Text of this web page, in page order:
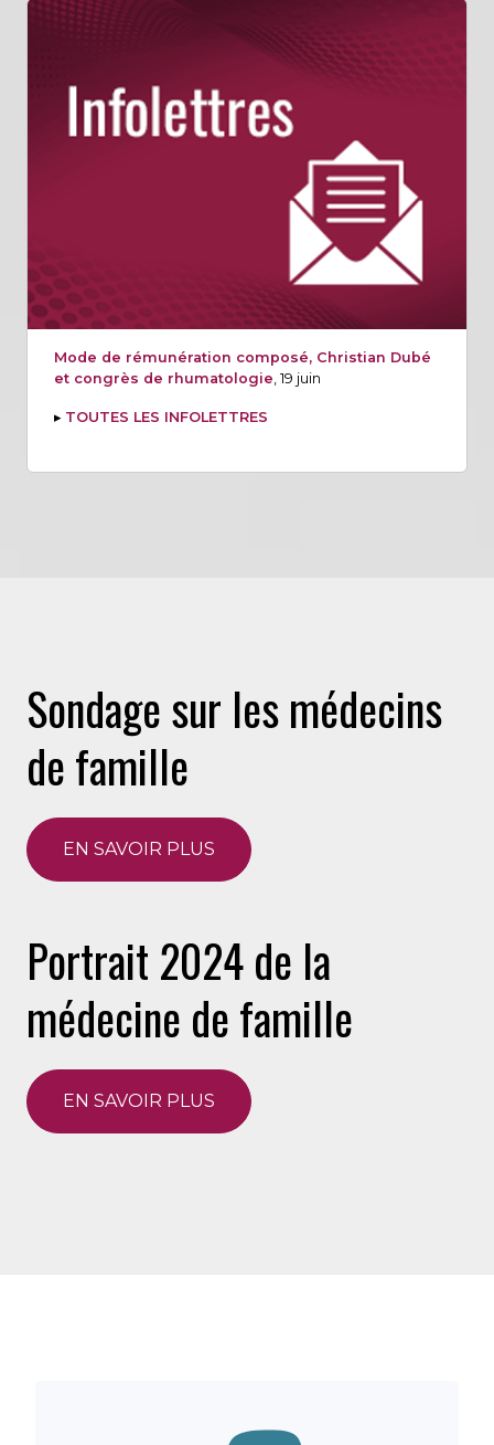
Mode de rémunération composé, Christian Dubé
et congrès de rhumatologie , 19 juin
▸ TOUTES LES INFOLETTRES
Sondage sur les médecins
de famille
EN SAVOIR PLUS
Portrait 2024 de la
médecine de famille
EN SAVOIR PLUS